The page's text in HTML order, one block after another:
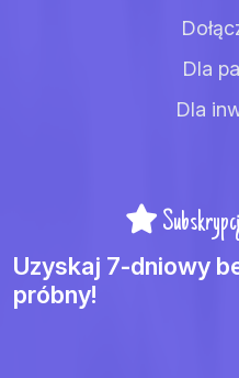
Dla
Dla
Uzyskaj 7-dniowy
próbny!